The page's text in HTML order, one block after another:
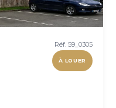
Réf. 59_0305
À LOUER